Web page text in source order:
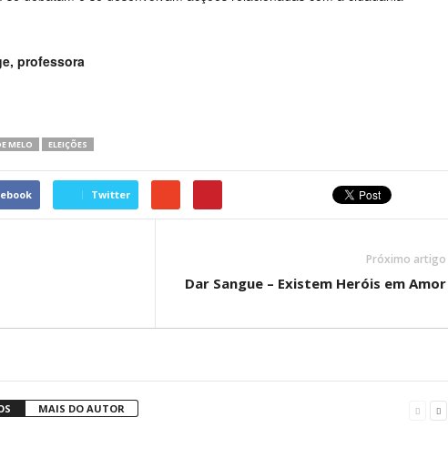
professora
MELO ELEIÇÕES
Twitter
Próximo artigo
Dar Sangue – Existem Heróis em Amor
MAIS DO AUTOR